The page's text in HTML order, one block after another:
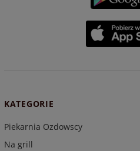
KATEGORIE
Piekarnia Ozdowscy
Na grill